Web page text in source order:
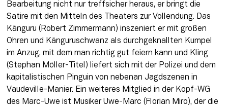
Bearbeitung nicht nur treffsicher heraus, er bringt die
Satire mit den Mitteln des Theaters zur Vollendung. Das
Känguru (Robert Zimmermann) inszeniert er mit großen
Ohren und Känguruschwanz als durchgeknallten Kumpel
im Anzug, mit dem man richtig gut feiern kann und Kling
(Stephan Möller-Titel) liefert sich mit der Polizei und dem
kapitalistischen Pinguin von nebenan Jagdszenen in
Vaudeville-Manier. Ein weiteres Mitglied in der Kopf-WG
des Marc-Uwe ist Musiker Uwe-Marc (Florian Miro), der die